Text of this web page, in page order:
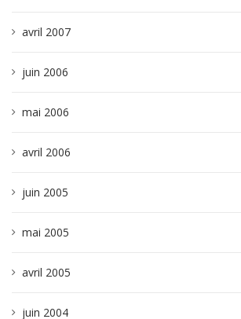
avril 2007
juin 2006
mai 2006
avril 2006
juin 2005
mai 2005
avril 2005
juin 2004